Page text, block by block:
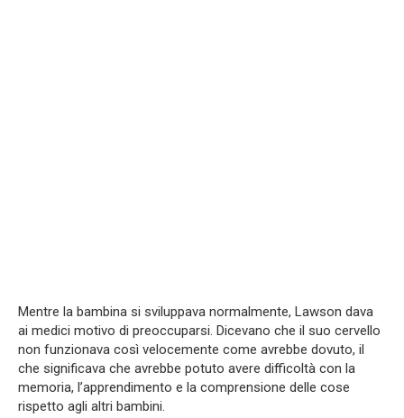
Mentre la bambina si sviluppava normalmente, Lawson dava
ai medici motivo di preoccuparsi. Dicevano che il suo cervello
non funzionava così velocemente come avrebbe dovuto, il
che significava che avrebbe potuto avere difficoltà con la
memoria, l’apprendimento e la comprensione delle cose
rispetto agli altri bambini.